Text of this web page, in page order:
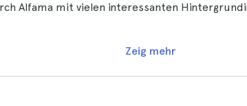
Alfama mit vielen interessanten
Zeig mehr